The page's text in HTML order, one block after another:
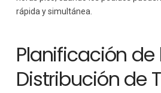
rápida y simultánea.
Planificación de
Distribución de